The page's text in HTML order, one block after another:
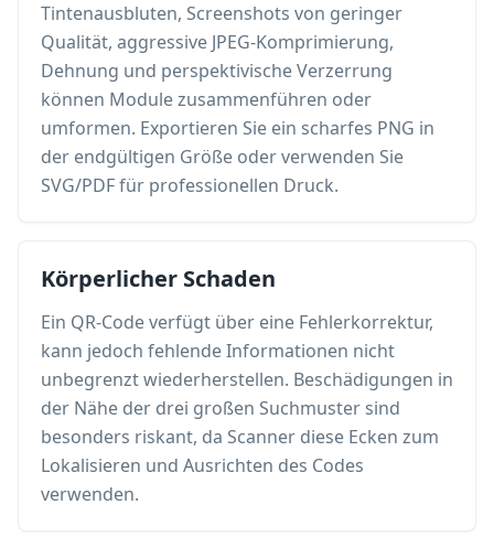
Tintenausbluten, Screenshots von geringer
Qualität, aggressive JPEG-Komprimierung,
Dehnung und perspektivische Verzerrung
können Module zusammenführen oder
umformen. Exportieren Sie ein scharfes PNG in
der endgültigen Größe oder verwenden Sie
SVG/PDF für professionellen Druck.
Körperlicher Schaden
Ein QR-Code verfügt über eine Fehlerkorrektur,
kann jedoch fehlende Informationen nicht
unbegrenzt wiederherstellen. Beschädigungen in
der Nähe der drei großen Suchmuster sind
besonders riskant, da Scanner diese Ecken zum
Lokalisieren und Ausrichten des Codes
verwenden.